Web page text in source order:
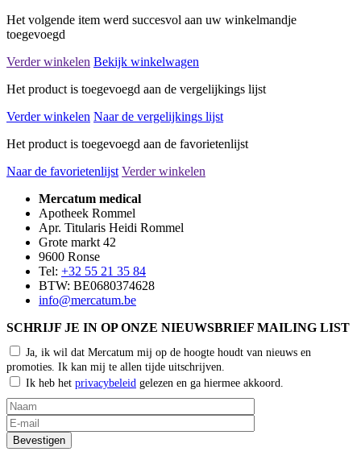
Het volgende item werd succesvol aan uw winkelmandje
toegevoegd
Verder winkelen Bekijk winkelwagen
Het product is toegevoegd aan de vergelijkings lijst
Verder winkelen Naar de vergelijkings lijst
Het product is toegevoegd aan de favorietenlijst
Naar de favorietenlijst Verder winkelen
Mercatum medical
Apotheek Rommel
Apr. Titularis Heidi Rommel
Grote markt 42
9600 Ronse
Tel: +32 55 21 35 84
BTW: BE0680374628
info@mercatum.be
SCHRIJF JE IN OP ONZE NIEUWSBRIEF MAILING LIST
Ja, ik wil dat Mercatum mij op de hoogte houdt van nieuws en
promoties. Ik kan mij te allen tijde uitschrijven.
Ik heb het privacybeleid gelezen en ga hiermee akkoord.